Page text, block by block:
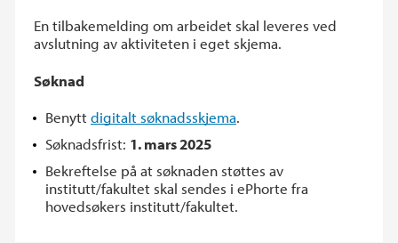
En tilbakemelding om arbeidet skal leveres ved
avslutning av aktiviteten i eget skjema.
Søknad
Benyttdigitalt søknadsskjema.
Søknadsfrist: 1. mars 2025
Bekreftelse på at søknaden støttes av
institutt/fakultet skal sendes i ePhorte fra
hovedsøkers institutt/fakultet.